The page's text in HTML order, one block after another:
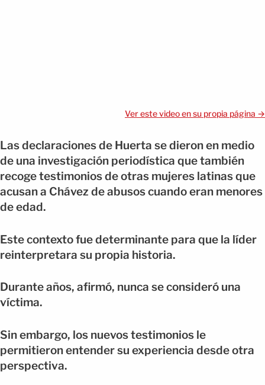
Ver este video en su propia página →
Las declaraciones de Huerta se dieron en medio
de una investigación periodística que también
recoge testimonios de otras mujeres latinas que
acusan a Chávez de abusos cuando eran menores
de edad.
Este contexto fue determinante para que la líder
reinterpretara su propia historia.
Durante años, afirmó, nunca se consideró una
víctima.
Sin embargo, los nuevos testimonios le
permitieron entender su experiencia desde otra
perspectiva.